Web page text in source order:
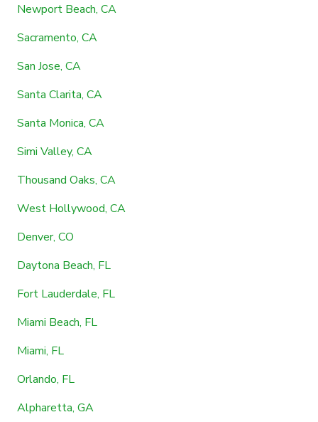
Newport Beach, CA
Sacramento, CA
San Jose, CA
Santa Clarita, CA
Santa Monica, CA
Simi Valley, CA
Thousand Oaks, CA
West Hollywood, CA
Denver, CO
Daytona Beach, FL
Fort Lauderdale, FL
Miami Beach, FL
Miami, FL
Orlando, FL
Alpharetta, GA